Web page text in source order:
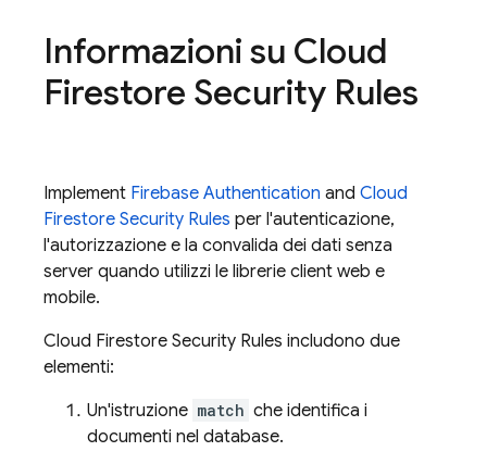
Informazioni su Cloud
Firestore Security Rules
Implement Firebase Authentication and Cloud
Firestore Security Rules per l'autenticazione,
l'autorizzazione e la convalida dei dati senza
server quando utilizzi le librerie client web e
mobile.
Cloud Firestore Security Rules includono due
elementi:
Un'istruzione match che identifica i
documenti nel database.